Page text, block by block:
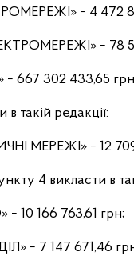
− 4 472
− 78
302 433,65
такій редакції:
МЕРЕЖІ» − 12 709
4 викласти в
10 166 763,61 грн;
− 7 147 671,46